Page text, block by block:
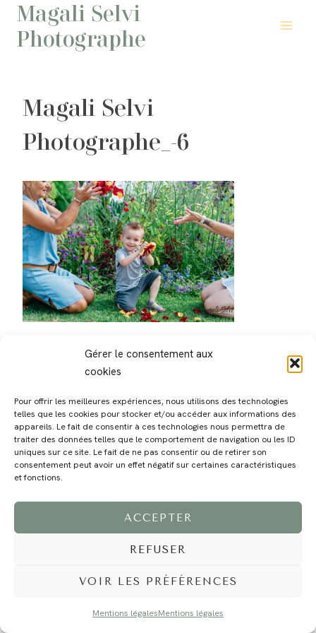
Gérer le consentement aux
cookies
Pour offrir les meilleures expériences, nous utilisons des technologies
telles que les cookies pour stocker et/ou accéder aux informations des
appareils. Le fait de consentir à ces technologies nous permettra de
traiter des données telles que le comportement de navigation ou les ID
uniques sur ce site. Le fait de ne pas consentir ou de retirer son
consentement peut avoir un effet négatif sur certaines caractéristiques
et fonctions.
ACCEPTER
REFUSER
VOIR LES PRÉFÉRENCES
Mentions légalesMentions légales
Aller
contenu
Magali Selvi
Photographe
Magali Selvi
Photographe_-6
MAGALI PRESTATIONS YOGA VOYAGE BLOG CONTACT
©2024 EI Magali Selvi - Photographe Famille et Mariage - Nice - Côte d'Azur -